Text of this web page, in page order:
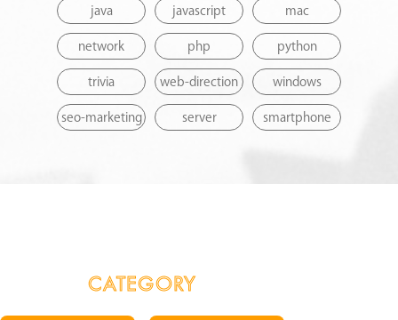
STAFF BLOG
NEWS
CONTACT
java javascript mac
network php python
trivia web-direction windows
seo-marketing server smartphone
CATEGORY